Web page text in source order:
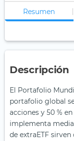
Resumen
Descripción
El Portafolio
portafolio global
acciones y 50 %
implementa
de extraETF